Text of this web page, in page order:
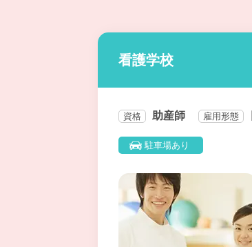
看護学校
資格 助産師 雇用形態
駐車場あり